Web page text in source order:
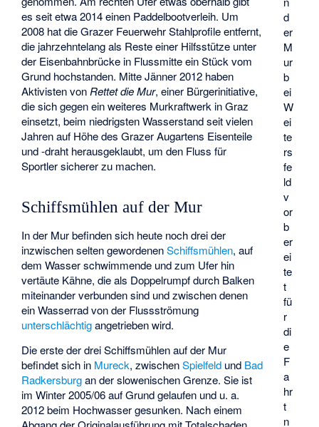
d
er
M
ur
b
ei
W
ei
te
rs
fe
ld
v
or
b
er
ei
te
t
fü
r
di
e
F
a
hr
t
n
es seit etwa 2014 einen Paddelbootverleih. Um
2008 hat die Grazer Feuerwehr Stahlprofile entfernt,
die jahrzehntelang als Reste einer Hilfsstütze unter
der Eisenbahnbrücke in Flussmitte ein Stück vom
Grund hochstanden. Mitte Jänner 2012 haben
Aktivisten von Rettet die Mur, einer Bürgerinitiative,
die sich gegen ein weiteres Murkraftwerk in Graz
einsetzt, beim niedrigsten Wasserstand seit vielen
Jahren auf Höhe des GrazerAugartens Eisenteile
und -draht herausgeklaubt, um den Fluss für
Sportler sicherer zu machen.
Schiffsmühlen auf der Mur
In der Mur befinden sich heute noch drei der
inzwischen selten gewordenenSchiffsmühlen, auf
dem Wasser schwimmende und zum Ufer hin
vertäute Kähne, die als Doppelrumpf durch Balken
miteinander verbunden sind und zwischen denen
ein Wasserrad von der Flussströmung
unterschlächtigangetrieben wird.
Die erste der drei Schiffsmühlen auf der Mur
befindet sich in Mureck, zwischenSpielfeld und Bad
Radkersburgan der slowenischen Grenze. Sie ist
im Winter 2005/06 auf Grund gelaufen und u. a.
2012 beim Hochwasser gesunken. Nach einem